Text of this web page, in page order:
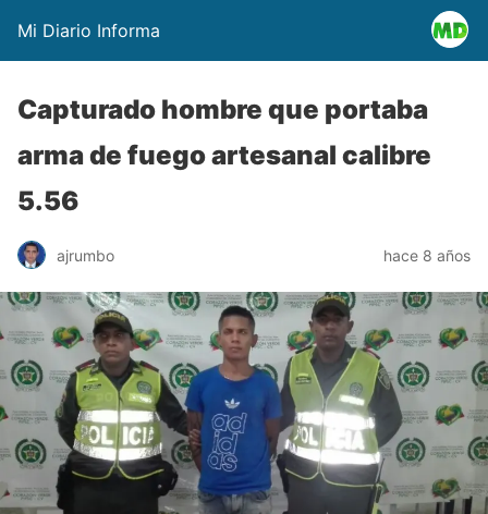
Mi Diario Informa
Capturado hombre que portaba
arma de fuego artesanal calibre
5.56
ajrumbo hace 8 años